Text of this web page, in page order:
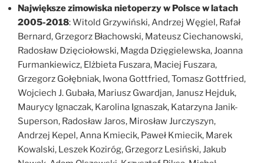
Największe zimowiska nietoperzy w Polsce w latach
2005-2018: Witold Grzywiński, Andrzej Węgiel, Rafał
Bernard, Grzegorz Błachowski, Mateusz Ciechanowski,
Radosław Dzięciołowski, Magda Dzięgielewska, Joanna
Furmankiewicz, Elżbieta Fuszara, Maciej Fuszara,
Grzegorz Gołębniak, Iwona Gottfried, Tomasz Gottfried,
Wojciech J. Gubała, Mariusz Gwardjan, Janusz Hejduk,
Maurycy Ignaczak, Karolina Ignaszak, Katarzyna Janik-
Superson, Radosław Jaros, Mirosław Jurczyszyn,
Andrzej Kepel, Anna Kmiecik, Paweł Kmiecik, Marek
Kowalski, Leszek Koziróg, Grzegorz Lesiński, Jakub